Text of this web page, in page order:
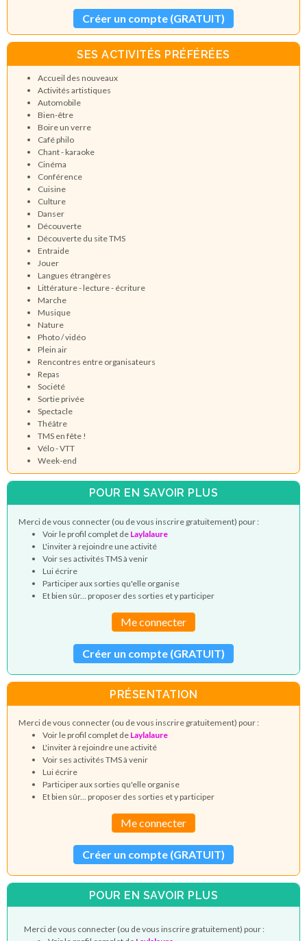
Créer un compte (GRATUIT)
SES ACTIVITÉS PRÉFÉRÉES
Accueil des nouveaux
Activités artistiques
Automobile
Bien-être
Boire un verre
Café philo
Chant - karaoke
Cinéma
Conférence
Cuisine
Culture
Danser
Découverte
Découverte du site TMS
Entraide
Jouer
Langues étrangères
Littérature - lecture - écriture
Marche
Musique
Nature
Photo / vidéo
Plein air
Rencontres entre organisateurs
Repas
Société
Sortie privée
Spectacle
Théâtre
TMS en fête !
Vélo - VTT
Week-end
POUR EN SAVOIR PLUS
Merci de vous connecter (ou de vous inscrire gratuitement) pour :
Voir le profil complet de Laylalaure
L'inviter à rejoindre une activité
Voir ses activités TMS à venir
Lui écrire
Participer aux sorties qu'elle organise
Et bien sûr... proposer des sorties et y participer
Me connecter
Créer un compte (GRATUIT)
PRÉSENTATION
Merci de vous connecter (ou de vous inscrire gratuitement) pour :
Voir le profil complet de Laylalaure
L'inviter à rejoindre une activité
Voir ses activités TMS à venir
Lui écrire
Participer aux sorties qu'elle organise
Et bien sûr... proposer des sorties et y participer
Me connecter
Créer un compte (GRATUIT)
POUR EN SAVOIR PLUS
Merci de vous connecter (ou de vous inscrire gratuitement) pour :